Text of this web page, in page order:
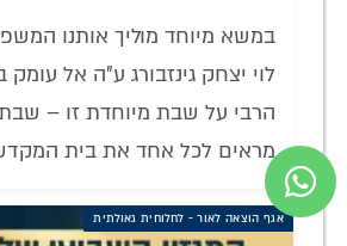
במשא מיוחד מוליך אותנו
לוי יצחק גינזבורג ע"ה אל עומק
הרבי על שבת מיוחדת זו – שבת
מראים לכל אחד את בית
אגף הוצאה לאור - לחלוחית גאולתית